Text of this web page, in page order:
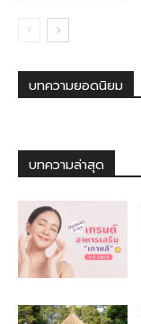
บทความยอดนิยม
บทความล่าสุด